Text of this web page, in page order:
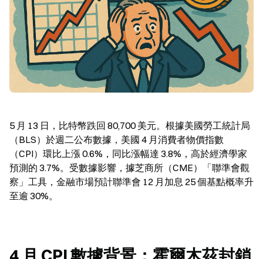
5 月 13 日，比特幣跌回 80,700 美元。根據美國勞工統計局
（BLS）於週二公布數據，美國 4 月消費者物價指數
（CPI）環比上漲 0.6%，同比漲幅達 3.8%，高於經濟學家
預測的 3.7%。受數據影響，據芝商所（CME）「聯準會觀
察」工具，金融市場預計聯準會 12 月加息 25 個基點概率升
至逾 30%。